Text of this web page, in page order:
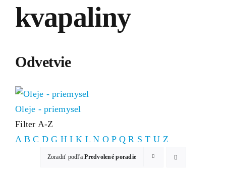
kvapaliny
Odvetvie
Oleje - priemysel
Filter A-Z
A B C D G H I K L N O P Q R S T U Z
Zoradiť podľaPredvolené poradie